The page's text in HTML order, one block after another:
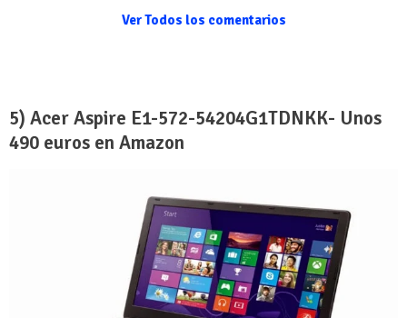
Ver Todos los comentarios
5) Acer Aspire E1-572-54204G1TDNKK- Unos
490 euros en Amazon